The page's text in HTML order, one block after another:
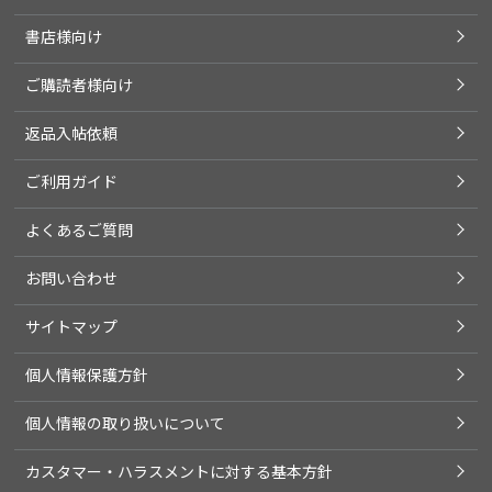
書店様向け
ご購読者様向け
返品入帖依頼
ご利用ガイド
よくあるご質問
お問い合わせ
サイトマップ
個人情報保護方針
個人情報の取り扱いについて
カスタマー・ハラスメントに対する基本方針